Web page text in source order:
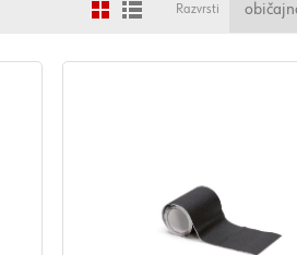
Razvrsti